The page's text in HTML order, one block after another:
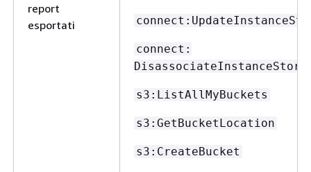
report
esportati
connect:
s3:ListAllMyBuckets
s3:GetBucketLocation
s3:CreateBucket